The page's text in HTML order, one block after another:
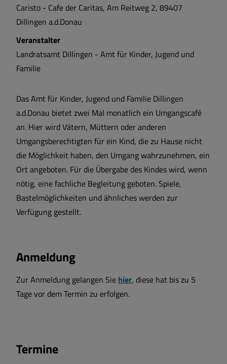
Das Amt für Kinder, Jugend und Familie Dillingen
a.d.Donau bietet zwei Mal monatlich ein Umgangscafé
an. Hier wird Vätern, Müttern oder anderen
Umgangsberechtigten für ein Kind, die zu Hause nicht
die Möglichkeit haben, den Umgang wahrzunehmen, ein
Ort angeboten. Für die Übergabe des Kindes wird, wenn
nötig, eine fachliche Begleitung geboten. Spiele,
Bastelmöglichkeiten und ähnliches werden zur
Verfügung gestellt.
Anmeldung
Zur Anmeldung gelangen Sie hier, diese hat bis zu 5
Tage vor dem Termin zu erfolgen.
Termine
Caristo - Cafe der Caritas, Am Reitweg 2, 89407
Dillingen a.d.Donau
Veranstalter
Landratsamt Dillingen - Amt für Kinder, Jugend und
Familie